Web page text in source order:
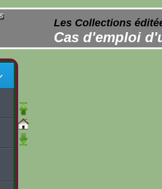
Les Collections
Cas d'emploi